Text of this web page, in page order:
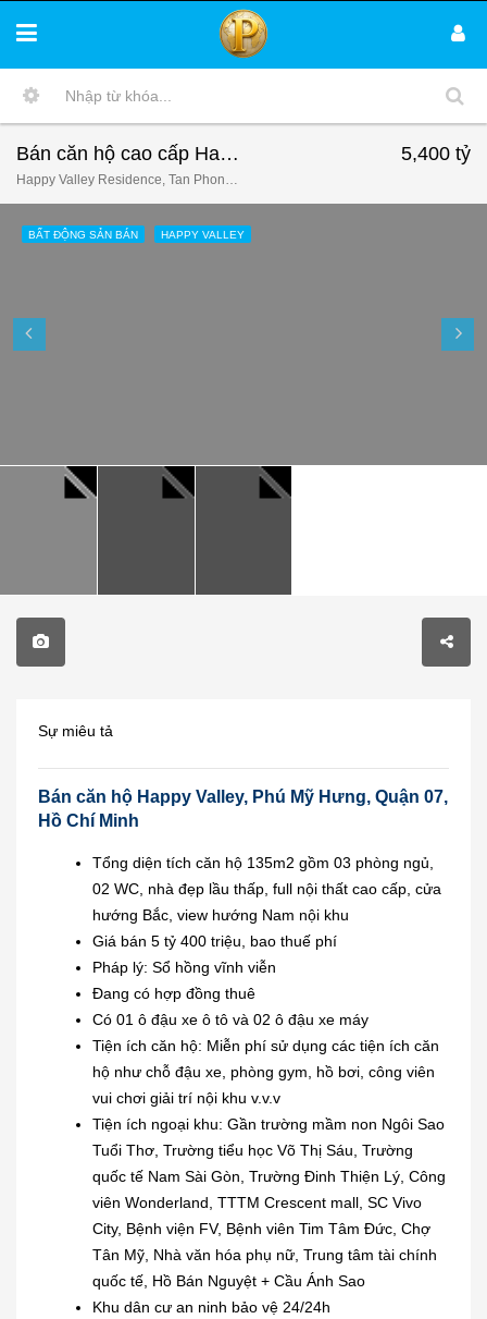
Bán căn hộ cao cấp Happy Valley, Phú Mỹ Hưng, Quận 07, view nội khu hướng Nam, full nội thất
Happy Valley Residence, Tan Phong Ward, Ho Chi Minh City, District 7, Vietnam
5,400 tỷ
BẤT ĐỘNG SẢN BÁN HAPPY VALLEY
Sự miêu tả
Bán căn hộ Happy Valley, Phú Mỹ Hưng, Quận 07,
Hồ Chí Minh
Tổng diện tích căn hộ 135m2 gồm 03 phòng ngủ,
02 WC, nhà đẹp lầu thấp, full nội thất cao cấp, cửa
hướng Bắc, view hướng Nam nội khu
Giá bán 5 tỷ 400 triệu, bao thuế phí
Pháp lý: Sổ hồng vĩnh viễn
Đang có hợp đồng thuê
Có 01 ô đậu xe ô tô và 02 ô đậu xe máy
Tiện ích căn hộ: Miễn phí sử dụng các tiện ích căn
hộ như chỗ đậu xe, phòng gym, hồ bơi, công viên
vui chơi giải trí nội khu v.v.v
Tiện ích ngoại khu: Gần trường mầm non Ngôi Sao
Tuổi Thơ, Trường tiểu học Võ Thị Sáu, Trường
quốc tế Nam Sài Gòn, Trường Đinh Thiện Lý, Công
viên Wonderland, TTTM Crescent mall, SC Vivo
City, Bệnh viện FV, Bệnh viên Tim Tâm Đức, Chợ
Tân Mỹ, Nhà văn hóa phụ nữ, Trung tâm tài chính
quốc tế, Hồ Bán Nguyệt + Cầu Ánh Sao
Khu dân cư an ninh bảo vệ 24/24h